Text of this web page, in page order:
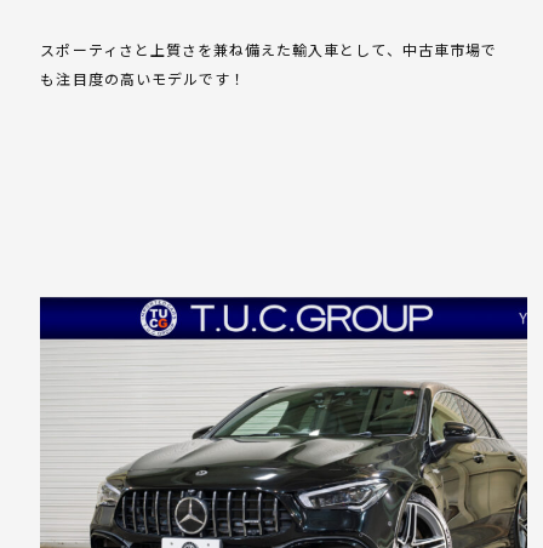
スポーティさと上質さを兼ね備えた輸入車として、中古車市場で
も注目度の高いモデルです！